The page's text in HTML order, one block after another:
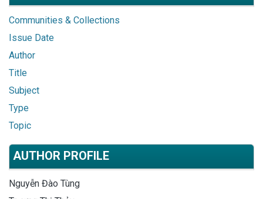
Communities & Collections
Issue Date
Author
Title
Subject
Type
Topic
AUTHOR PROFILE
Nguyễn Đào Tùng